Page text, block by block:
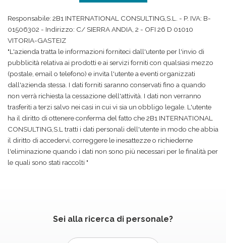
Responsabile: 2B1 INTERNATIONAL CONSULTING,S.L. - P. IVA: B-
01506302 - Indirizzo: C/ SIERRA ANDIA, 2 - OFI 26 D 01010
VITORIA-GASTEIZ
"L'azienda tratta le informazioni forniteci dall'utente per l'invio di
pubblicità relativa ai prodotti e ai servizi forniti con qualsiasi mezzo
(postale, email o telefono) e invita l'utente a eventi organizzati
dall'azienda stessa. I dati forniti saranno conservati fino a quando
non verrà richiesta la cessazione dell'attività. I dati non verranno
trasferiti a terzi salvo nei casi in cui vi sia un obbligo legale. L'utente
ha il diritto di ottenere conferma del fatto che 2B1 INTERNATIONAL
CONSULTING,S.L tratti i dati personali dell'utente in modo che abbia
il diritto di accedervi, correggere le inesattezze o richiederne
l'eliminazione quando i dati non sono più necessari per le finalità per
le quali sono stati raccolti "
Sei alla ricerca di personale?